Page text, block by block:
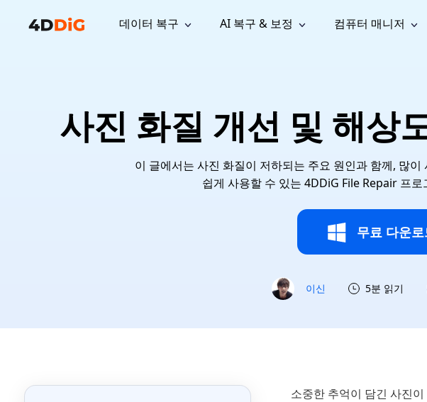
데이터 복구
프로 무료
Mac 데이터 복구
WhatsApp 데이터 복구
WhatsApp 메시지 복구
AI 복구 & 보정
복구
복구
컴퓨터 매니저
Windows용 간편 디스크 관리
Disk Copy
디스크 또는 파티션 복제
중복 파일 검색 및 삭제
Tenorshare Cleamio 브랜드 리뉴
Mac 최적화 및 정밀 클린
가이드, 라이선스, 문의
구독 업데이트
최신 업데이트
사용자 가이드 센터
사용 방법 가이드
모든 팁 & 해결 방법
사진 화질 개선 및 해상
이 글에서는 사진 화질이 저하되는 주요 원인과 함께, 많
쉽게 사용할 수 있는 4DDiG File Repair 프
무료 다운
이신 5분 읽기
소중한 추억이 담긴 사진